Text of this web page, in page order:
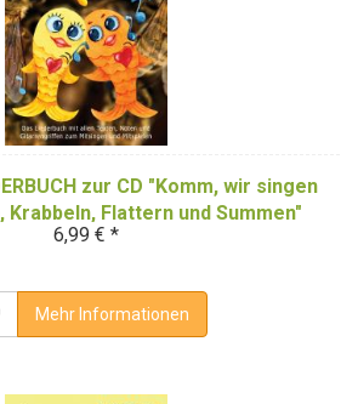
zur CD "Komm, wir singen
Krabbeln, Flattern und Summen"
(Downloadalbum)
6,99 € *
Mehr Informationen